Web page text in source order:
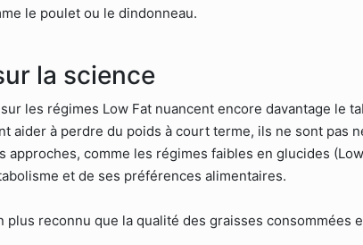
le poulet ou le dindonneau.
la science
les régimes Low Fat nuancent encore davantage le
aider à perdre du poids à court terme, ils ne sont pas
approches, comme les régimes faibles en glucides
et de ses préférences alimentaires.
plus reconnu que la qualité des graisses consommées